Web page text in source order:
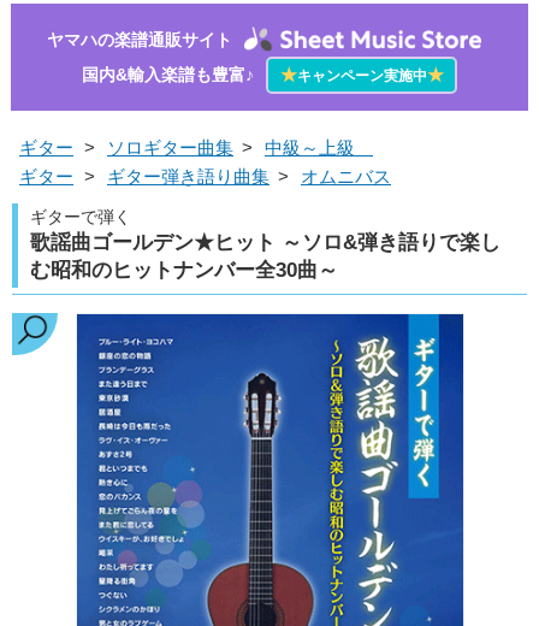
ヤマハの楽譜通販サイト
国内&輸入楽譜も豊富♪
★キャンペーン実施中★
ギター > ソロギター曲集 >
中級～上級
ギター > ギター弾き語り曲集 > オムニバス
ギターで弾く
歌謡曲ゴールデン★ヒット ～ソロ&弾き語りで楽し
む昭和のヒットナンバー全30曲～